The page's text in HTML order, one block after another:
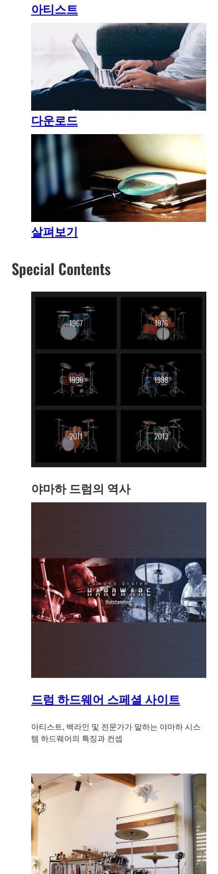
아티스트
다운로드
살펴보기
Special Contents
야마하 드럼의 역사
드럼 하드웨어 스페셜 사이트
아티스트, 백라인 및 전문가가 말하는 야마하 시스
템 하드웨어의 특징과 컨셉